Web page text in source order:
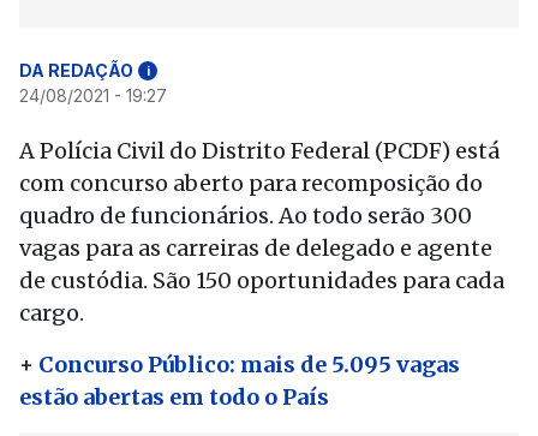
DA REDAÇÃO i
24/08/2021 - 19:27
A Polícia Civil do Distrito Federal (PCDF) está
com concurso aberto para recomposição do
quadro de funcionários. Ao todo serão 300
vagas para as carreiras de delegado e agente
de custódia. São 150 oportunidades para cada
cargo.
+ Concurso Público: mais de 5.095 vagas
estão abertas em todo o País